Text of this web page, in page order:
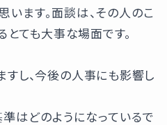
ます。面談は、その人のこ
ても大事な場面です。
し、今後の人事にも影響し
はどのようになっているで